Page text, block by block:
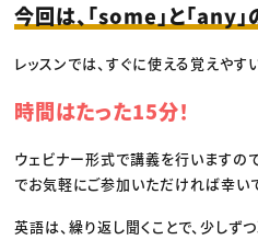
今回は、「some」と「any
レッスンでは、すぐに使える覚えやす
時間はたった15分！
ウェビナー形式で講義を行いますの
でお気軽にご参加いただければ幸いで
英語は、繰り返し聞くことで、少しず